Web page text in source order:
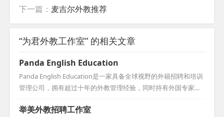
下一篇： 麦吉尔外教推荐
“为君外教工作室” 的相关文章
Panda English Education
Panda English Education是一家具备全球视野的外籍招聘和培训
管理公司，拥有超过十年的外教管理经验，同时持有外国专家证
及办学许可证。自成立以来，我们一直致力于为多家知名民办幼
儿园和小学（诸如浦东的爱绿幼儿园、海富金太阳幼儿园、世纪
举美外教招聘工作室